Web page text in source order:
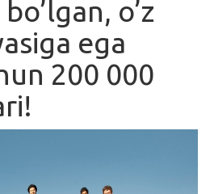
o’z
ega
200 000